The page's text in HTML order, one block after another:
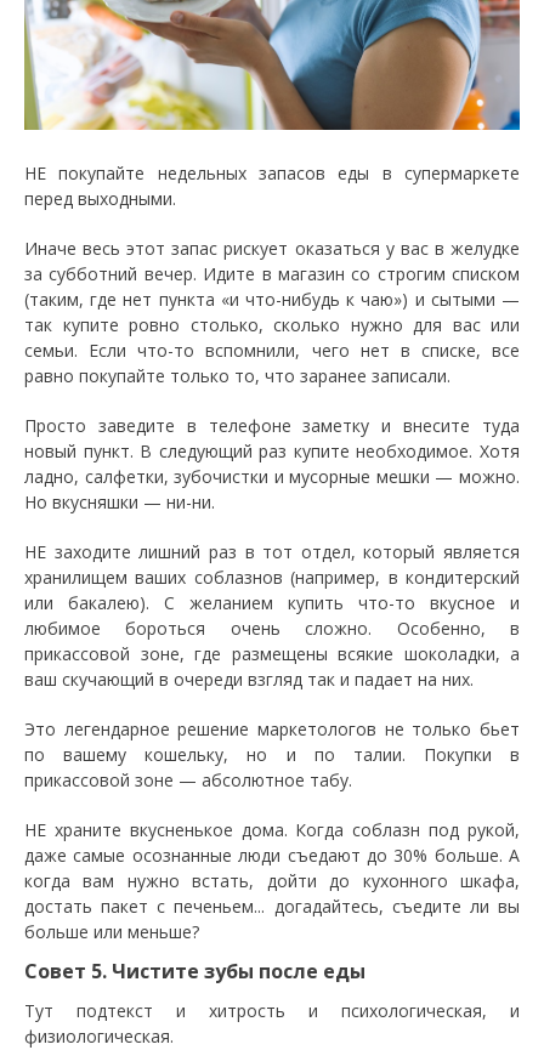
НЕ покупайте недельных запасов еды в супермаркете
перед выходными.
Иначе весь этот запас рискует оказаться у вас в желудке
за субботний вечер. Идите в магазин со строгим списком
(таким, где нет пункта «и что-нибудь к чаю») и сытыми —
так купите ровно столько, сколько нужно для вас или
семьи. Если что-то вспомнили, чего нет в списке, все
равно покупайте только то, что заранее записали.
Просто заведите в телефоне заметку и внесите туда
новый пункт. В следующий раз купите необходимое. Хотя
ладно, салфетки, зубочистки и мусорные мешки — можно.
Но вкусняшки — ни-ни.
НЕ заходите лишний раз в тот отдел, который является
хранилищем ваших соблазнов (например, в кондитерский
или бакалею). С желанием купить что-то вкусное и
любимое бороться очень сложно. Особенно, в
прикассовой зоне, где размещены всякие шоколадки, а
ваш скучающий в очереди взгляд так и падает на них.
Это легендарное решение маркетологов не только бьет
по вашему кошельку, но и по талии. Покупки в
прикассовой зоне — абсолютное табу.
НЕ храните вкусненькое дома. Когда соблазн под рукой,
даже самые осознанные люди съедают до 30% больше. А
когда вам нужно встать, дойти до кухонного шкафа,
достать пакет с печеньем... догадайтесь, съедите ли вы
больше или меньше?
Совет 5. Чистите зубы после еды
Тут подтекст и хитрость и психологическая, и
физиологическая.